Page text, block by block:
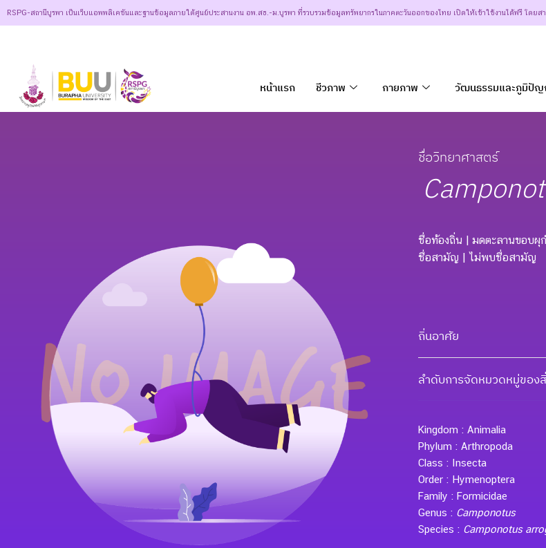
RSPG-สถานีบูรพา เป็นเว็บแอพพลิเคชันและฐานข้อมูลภายใต้ศูนย์ประสานงาน อพ.สธ.-ม.บูรพา ที่รวบรวมข้อมูลทรัพยากรในภาคตะวันออกของไทย เปิดให้เข้าใช้งานได้ฟรี โดยส
หน้าแรก ชีวภาพ กายภาพ วัฒนธรรมและภูมิปั
ชื่อวิทยาศาสตร์
ชื่อท้องถิ่น | มดตะลานขอบผุ
ชื่อสามัญ | ไม่พบชื่อสามัญ
ถิ่นอาศัย
ลำดับการจัดหมวดหมู่ของ
Kingdom : Animalia
Phylum : Arthropoda
Class : Insecta
Order : Hymenoptera
Family : Formicidae
Genus : Camponotus
Species : Camponotus